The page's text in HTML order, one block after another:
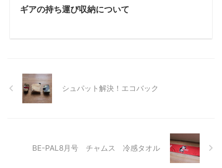
ギアの持ち運び収納について
シュパット解決！エコバック
BE-PAL8月号 チャムス 冷感タオル